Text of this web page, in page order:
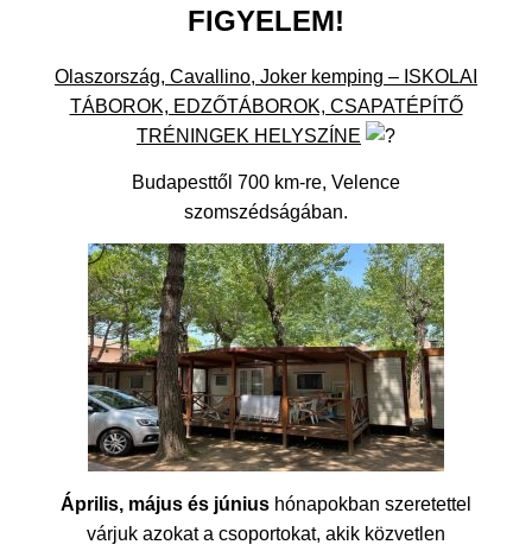
FIGYELEM!
Olaszország, Cavallino, Joker kemping – ISKOLAI
TÁBOROK, EDZŐTÁBOROK, CSAPATÉPÍTŐ
TRÉNINGEK HELYSZÍNE
Budapesttől 700 km-re, Velence
szomszédságában.
Április, május és június hónapokban szeretettel
várjuk azokat a csoportokat, akik közvetlen